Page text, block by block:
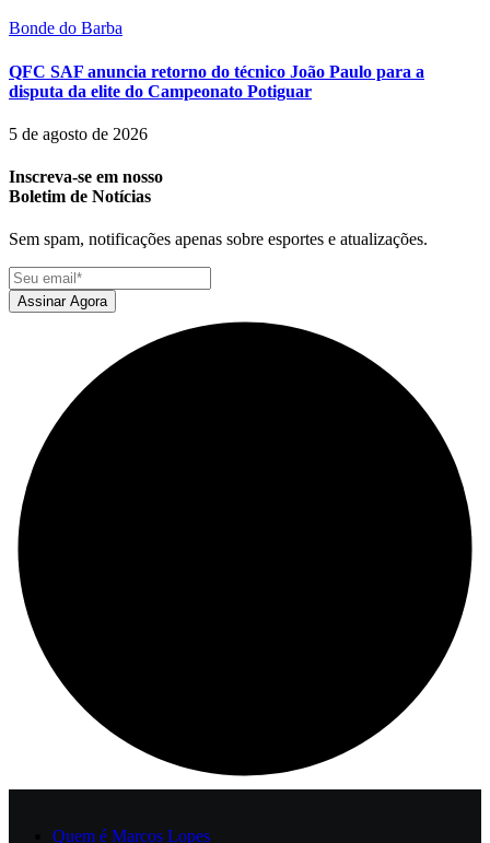
Bonde do Barba
QFC SAF anuncia retorno do técnico João Paulo para a
disputa da elite do Campeonato Potiguar
5 de agosto de 2026
Inscreva-se em nosso
Boletim de Notícias
Sem spam, notificações apenas sobre esportes e atualizações.
Assinar Agora
Quem é Marcos Lopes